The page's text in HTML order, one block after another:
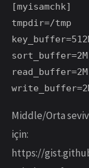
[myisamchk]
tmpdir=/tmp
sort_buffer=2M
read_buffer=2M
Middle/Orta
için:
https://